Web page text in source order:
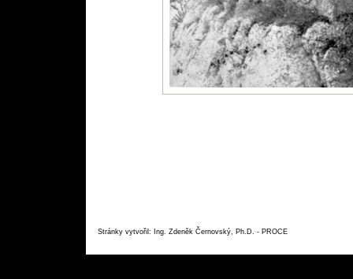
Stránky vytvořil: Ing. Zdeněk Černovský, Ph.D. - PROC E